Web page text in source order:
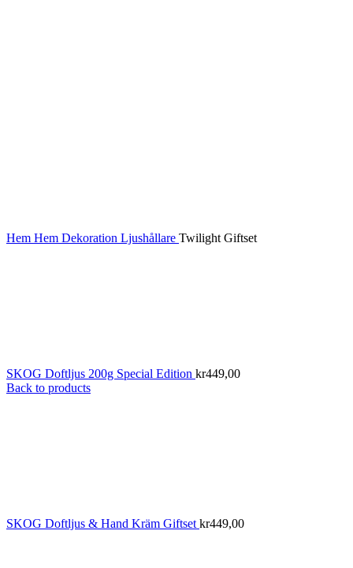
Hem Hem Dekoration Ljushållare Twilight Giftset
SKOG Doftljus 200g Special Edition kr449,00
Back to products
SKOG Doftljus & Hand Kräm Giftset kr449,00